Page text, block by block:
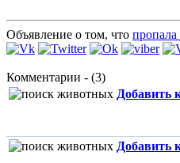
Объявление о том, что
Комментарии - (3)
Добавить
Добавить